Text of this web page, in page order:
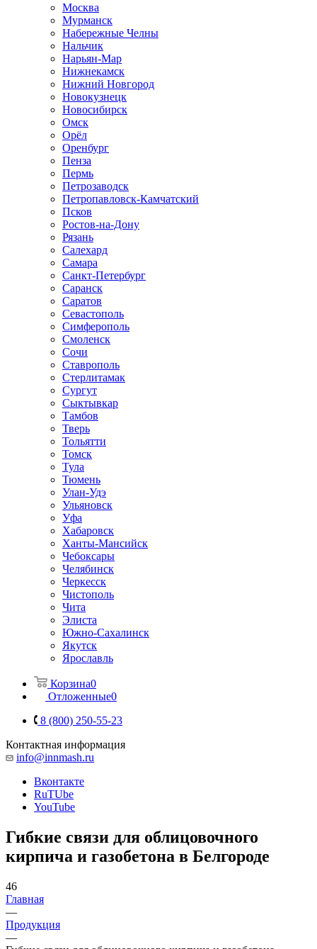
Москва
Мурманск
Набережные Челны
Нальчик
Нарьян-Мар
Нижнекамск
Нижний Новгород
Новокузнецк
Новосибирск
Омск
Орёл
Оренбург
Пенза
Пермь
Петрозаводск
Петропавловск-Камчатский
Псков
Ростов-на-Дону
Рязань
Салехард
Самара
Санкт-Петербург
Саранск
Саратов
Севастополь
Симферополь
Смоленск
Сочи
Ставрополь
Стерлитамак
Сургут
Сыктывкар
Тамбов
Тверь
Тольятти
Томск
Тула
Тюмень
Улан-Удэ
Ульяновск
Уфа
Хабаровск
Ханты-Мансийск
Чебоксары
Челябинск
Черкесск
Чистополь
Чита
Элиста
Южно-Сахалинск
Якутск
Ярославль
Корзина0
Отложенные0
8 (800) 250-55-23
Контактная информация
info@innmash.ru
Вконтакте
RuTUbe
YouTube
Гибкие связи для облицовочного
кирпича и газобетона в Белгороде
46
Главная
—
Продукция
—